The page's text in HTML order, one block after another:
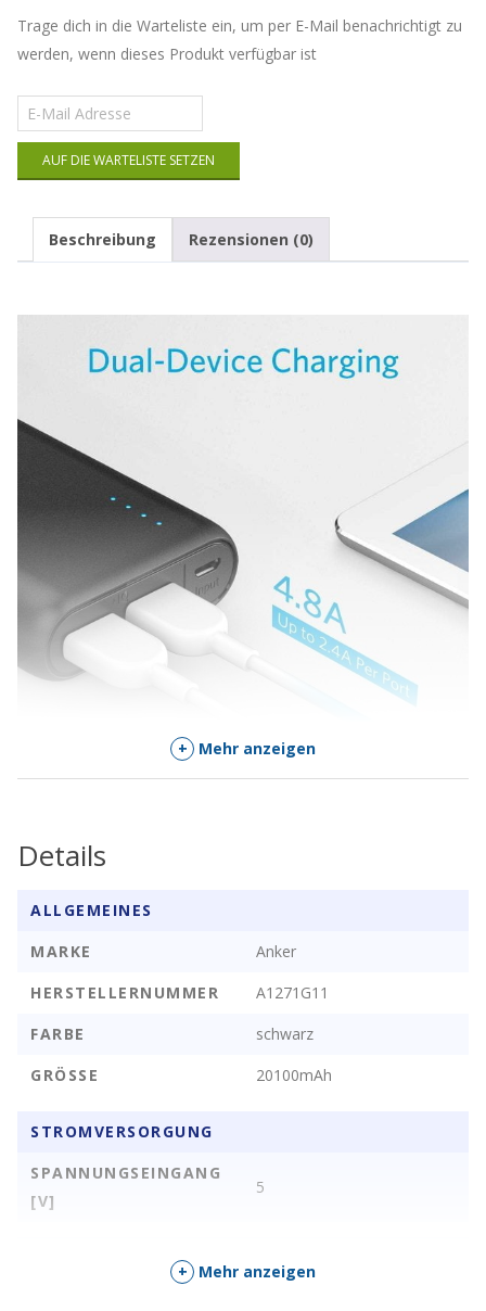
Trage dich in die Warteliste ein, um per E-Mail benachrichtigt zu
werden, wenn dieses Produkt verfügbar ist
Gib
deine
E-
Mail-
Adresse
die
für
AUF DIE WARTELISTE SETZEN
Beschreibung Rezensionen (0)
+ Mehr anzeigen
Details
ALLGEMEINES
MARKE
Anker
HERSTELLERNUMMER
A1271G11
FARBE
schwarz
GRÖSSE
20100mAh
STROMVERSORGUNG
SPANNUNGSEINGANG
[V]
5
HANDELSINFORMATIONEN
+ Mehr anzeigen